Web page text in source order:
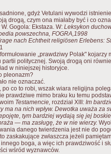
gdyż Vetulani wywodzi
drogą, czym ona miałaby być i co
Gogola: Ekstaza. W: Leksykon
powszechna, FOGRA,1998
nach Echtheit religiösen Erlebens:
„prawdziwy Polak"
politycznej. Swoją drogą oni
w niniejszej historyjce.
pleonazm?
nie oznaczać.
po co to robi, wszak wiara religijna
prawdziwe mimo braku ku temu
Testamencie, rozdział XIII: Im
ma na nich wpływ. Dewotka uważa za
tym bardziej wydają się jej
— ma zasługę, że w nie wierzy.
danego twierdzenia jest nie do
zaskakujące zwłaszcza jeżeli
boga, a więc ich prawdziwość i
wśród wyznawców.